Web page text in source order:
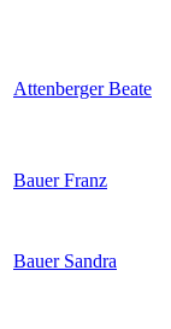
Attenberger Beate
Bauer Franz
Bauer Sandra